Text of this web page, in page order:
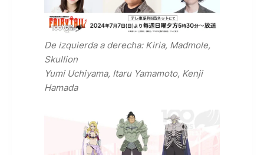
De izquierda a derecha: Kiria, Madmole,
Skullion
Yumi Uchiyama, Itaru Yamamoto, Kenji
Hamada